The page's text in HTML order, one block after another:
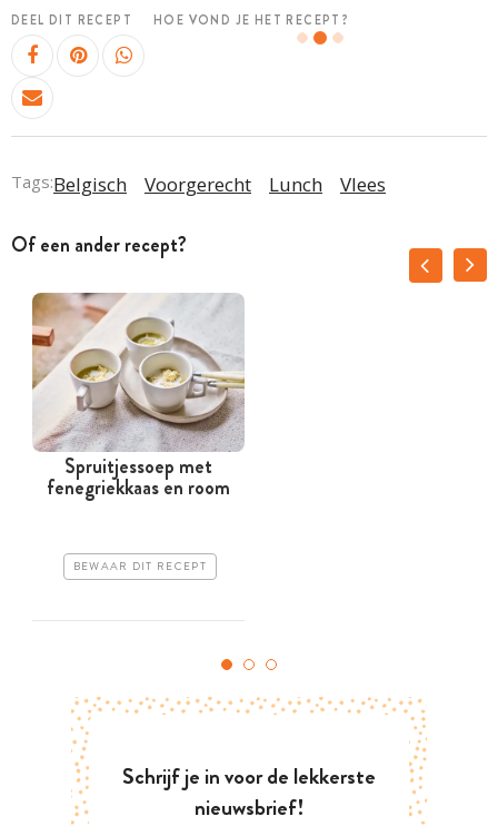
DEEL DIT RECEPT HOE VOND JE HET RECEPT?
Tags:Belgisch Voorgerecht Lunch Vlees
Of een ander recept?
Spruitjessoep met
fenegriekkaas en room
BEWAAR DIT RECEPT
Schrijf je in voor de lekkerste
nieuwsbrief!